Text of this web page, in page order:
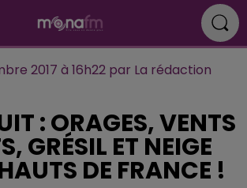
2017 à 16h22 par La rédaction
: ORAGES, VENTS
GRÉSIL ET NEIGE
DE FRANCE !